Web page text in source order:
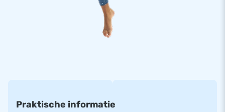
Koop dit unieke indoor springkasteel met seaworld thema en
bezorg jouw klanten de dag van hun leven!
ontwikkelaars en logistiek medewerkers biedt unieke
Praktische informatie